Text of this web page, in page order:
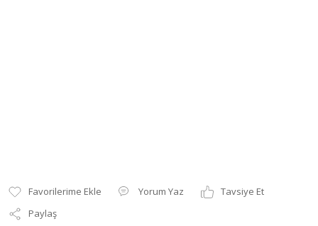
Yorum Yaz
Tavsiye Et
Paylaş